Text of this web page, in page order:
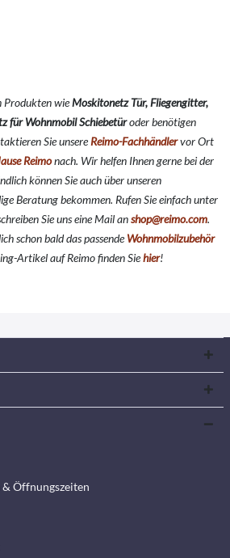
Produkten wieMoskitonetz Tür, Fliegengitter,
für Wohnmobil Schiebetüroder benötigen
Sie unsereReimo-Fachhändlervor Ort
Reimonach. Wir helfen Ihnen gerne bei der
können Sie auch über unseren
Beratung bekommen. Rufen Sie einfach unter
Sie uns eine Mail anshop@reimo.com.
schon bald das passendeWohnmobilzubehör
Artikel auf Reimo finden Siehier!
Öffnungszeiten